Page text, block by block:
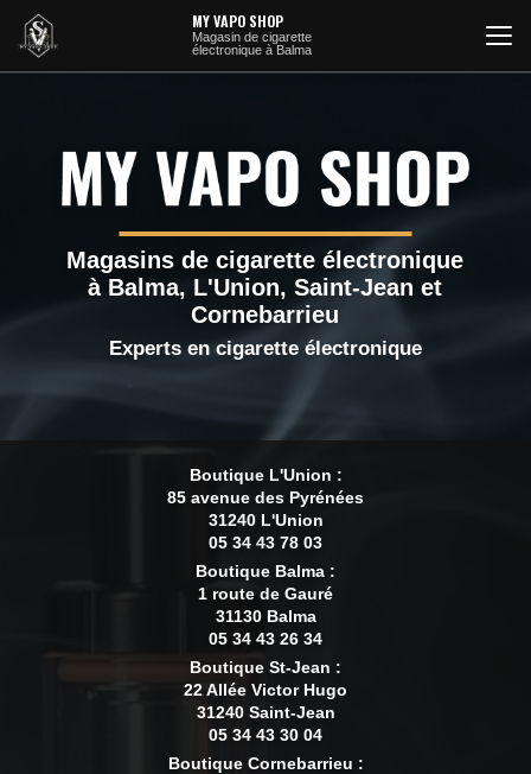
contenu
principal
MY VAPO SHOP
Magasin de cigarette
électronique à Balma
Magasins de cigarette électronique
à Balma, L'Union, Saint-Jean et
Cornebarrieu
Experts en cigarette électronique
Boutique L'Union :
85 avenue des Pyrénées
31240 L'Union
05 34 43 78 03
Boutique Balma :
1 route de Gauré
31130 Balma
05 34 43 26 34
Boutique St-Jean :
22 Allée Victor Hugo
31240 Saint-Jean
05 34 43 30 04
Boutique Cornebarrieu :